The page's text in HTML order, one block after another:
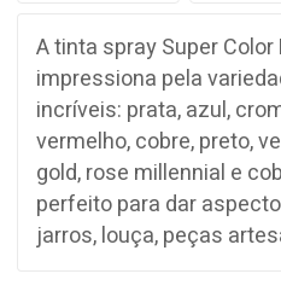
A tinta spray Super
impressiona pela
incríveis: prata, azul,
vermelho, cobre, preto,
gold, rose millennial e
perfeito para dar
jarros, louça, peças